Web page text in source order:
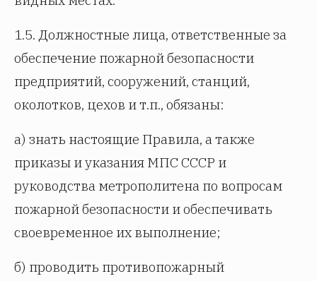
1.5. Должностные лица, ответственные за
обеспечение пожарной безопасности
предприятий, сооружений, станций,
околотков, цехов и т.п., обязаны:
а) знать настоящие Правила, а также
приказы и указания МПС СССР и
руководства метрополитена по вопросам
пожарной безопасности и обеспечивать
своевременное их выполнение;
б) проводить противопожарный